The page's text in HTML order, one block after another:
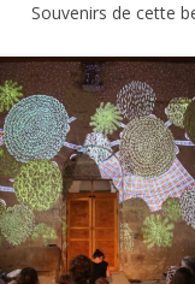
Souvenirs de cette